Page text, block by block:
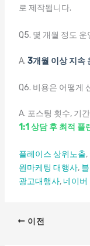
로 제작됩니다.
Q5. 몇 개월 정도
A. 3개월 이상 지속
Q6. 비용은 어떻게
A. 포스팅 횟수, 기
1:1 상담 후 최적 플
플레이스 상위노출,
원마케팅 대행사,
광고대행사, 네이버
이전